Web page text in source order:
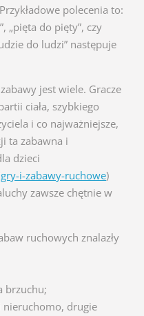
polecenia to:
„pięta do pięty”, czy
do ludzi” następuje
jest wiele. Gracze
ciała, szybkiego
i co najważniejsze,
ta zabawna i
dzieci
i-zabawy-ruchowe)
zawsze chętnie w
ruchowych znalazły
brzuchu;
nieruchomo, drugie